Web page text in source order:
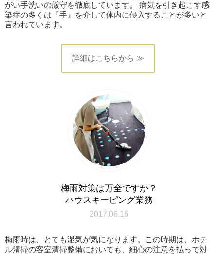
がい手洗いの厳守を徹底しています。 病気を引き起こす感
染症の多くは『手』を介して体内に侵入することが多いと
言われています。
詳細はこちらから ≫
梅雨対策は万全ですか？
ハウスキーピング業務
2017.06.16
梅雨時は、とても湿気が気になります。この時期は、ホテ
ル清掃の客室清掃整備においても、細心の注意を払って対